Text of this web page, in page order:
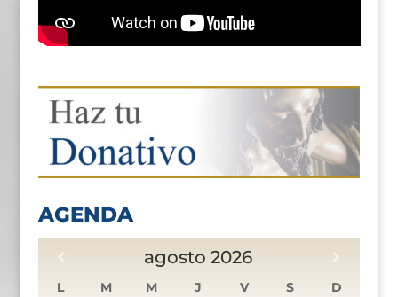
AGENDA
agosto 2026
L M M J V S
D